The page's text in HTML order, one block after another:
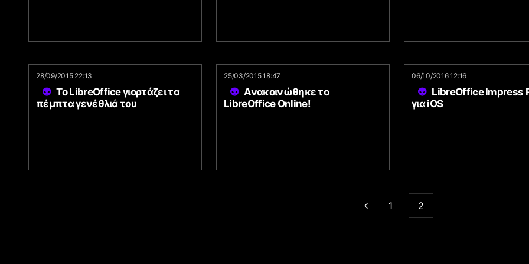
28/09/2015 22:13
To LibreOffice γιορτάζει τα
πέμπτα γενέθλιά του
25/03/2015 18:47
Ανακοινώθηκε το
LibreOffice Online!
06/10/2016 12:16
LibreOffice Impress
για iOS
1 2